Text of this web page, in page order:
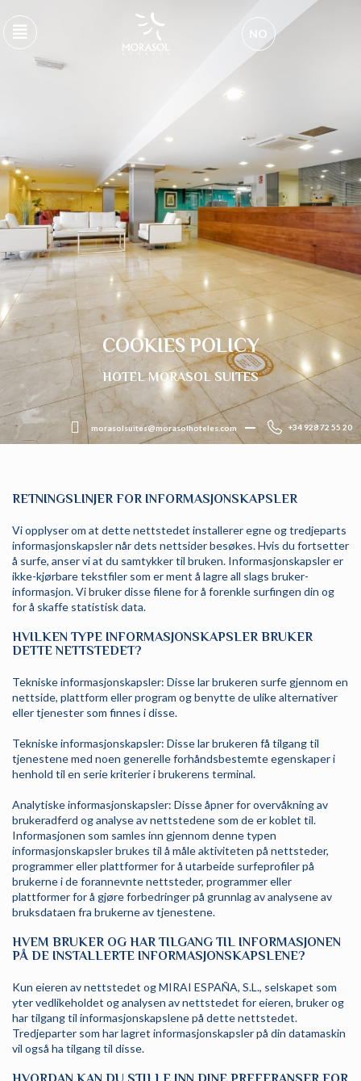
NO
COOKIES POLICY
HOTEL MORASOL SUITES
morasolsuites@morasolhoteles.com +34 928 72 55 20
RETNINGSLINJER FOR INFORMASJONSKAPSLER
Vi opplyser om at dette nettstedet installerer egne og tredjeparts
informasjonskapsler når dets nettsider besøkes. Hvis du fortsetter
å surfe, anser vi at du samtykker til bruken. Informasjonskapsler er
ikke-kjørbare tekstfiler som er ment å lagre all slags bruker-
informasjon. Vi bruker disse filene for å forenkle surfingen din og
for å skaffe statistisk data.
HVILKEN TYPE INFORMASJONSKAPSLER BRUKER
DETTE NETTSTEDET?
Tekniske informasjonskapsler: Disse lar brukeren surfe gjennom en
nettside, plattform eller program og benytte de ulike alternativer
eller tjenester som finnes i disse.
Tekniske informasjonskapsler: Disse lar brukeren få tilgang til
tjenestene med noen generelle forhåndsbestemte egenskaper i
henhold til en serie kriterier i brukerens terminal.
Analytiske informasjonskapsler: Disse åpner for overvåkning av
brukeradferd og analyse av nettstedene som de er koblet til.
Informasjonen som samles inn gjennom denne typen
informasjonskapsler brukes til å måle aktiviteten på nettsteder,
programmer eller plattformer for å utarbeide surfeprofiler på
brukerne i de forannevnte nettsteder, programmer eller
plattformer for å gjøre forbedringer på grunnlag av analysene av
bruksdataen fra brukerne av tjenestene.
HVEM BRUKER OG HAR TILGANG TIL INFORMASJONEN
PÅ DE INSTALLERTE INFORMASJONSKAPSLENE?
Kun eieren av nettstedet og MIRAI ESPAÑA, S.L., selskapet som
yter vedlikeholdet og analysen av nettstedet for eieren, bruker og
har tilgang til informasjonskapslene på dette nettstedet.
Tredjeparter som har lagret informasjonskapsler på din datamaskin
vil også ha tilgang til disse.